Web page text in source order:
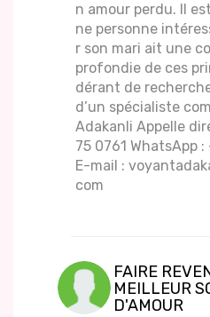
n amour perdu. Il
ne personne
r son mari ait une
profondie de ces
dérant de
d’un spécialiste
Adakanli Appelle
75 0761 WhatsApp
E-mail :
com
FAIRE
MEILLEUR
D'AMOUR